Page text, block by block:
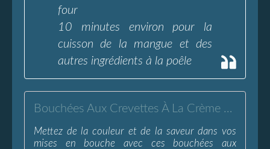
four
10 minutes environ pour la
cuisson de la mangue et des
autres ingrédients à la poêle
Bouchées Aux Crevettes À La Crème De Mangue Pimentée - L'Eau à la Bouche
Mettez de la couleur et de la saveur dans vos
mises en bouche avec ces bouchées aux